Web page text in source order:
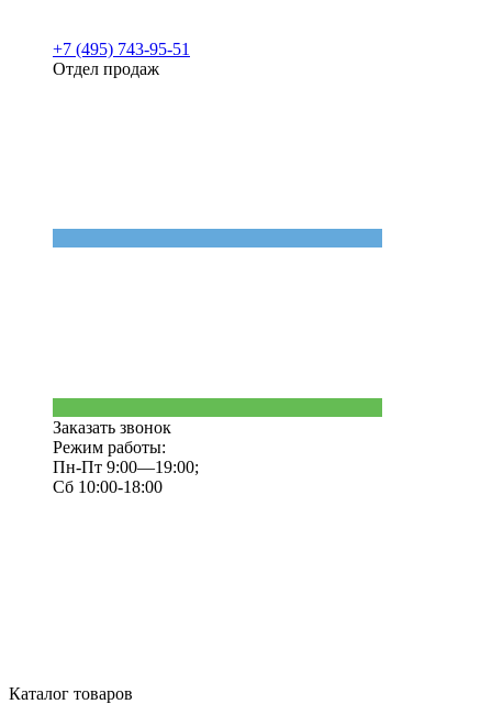
+7 (495) 743-95-51
Отдел продаж
Заказать звонок
Режим работы:
Пн-Пт 9:00—19:00;
Сб 10:00-18:00
Каталог товаров